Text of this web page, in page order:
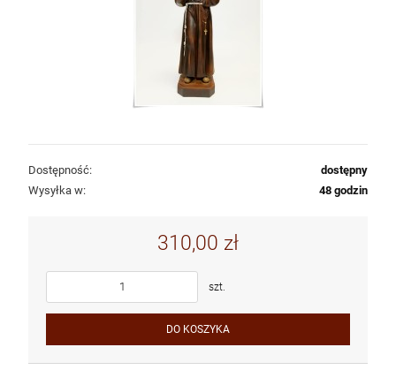
Dostępność:
dostępny
Wysyłka w:
48 godzin
310,00 zł
szt.
DO KOSZYKA